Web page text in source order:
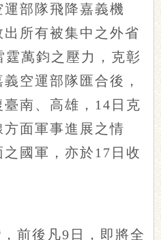
部隊飛降嘉義機
所有被集中之外省
霆萬鈞之壓力，克彰
空運部隊匯合後，
南、高雄，14日克
面軍事進展之情
國軍，亦於17日收
前後凡9日，即將全